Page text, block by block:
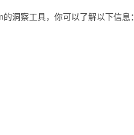
洞察工具，你可以了解以下信息：